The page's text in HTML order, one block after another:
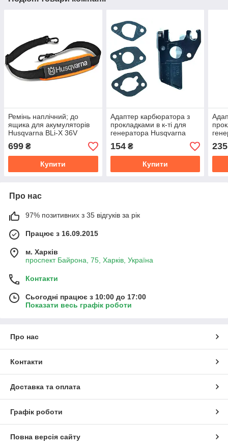
Ремінь наплічний; до
ящика для акумуляторів
Husqvarna BLi-X 36V
699 ₴
Купити
Адаптер карбюратора з
прокладками в к-ті для
генератора Husqvarna
G3200P
154₴
Купити
235
Про нас
97% позитивних з 35 відгуків за рік
Працює з 16.09.2015
м. Харків
проспект Байрона, 75, Харків, Україна
Контакти
Сьогодні працює з 10:00 до 17:00
Показати весь графік роботи
Про нас
Контакти
Доставка та оплата
Графік роботи
Повна версія сайту